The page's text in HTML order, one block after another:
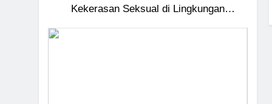
Kekerasan Seksual di Lingkungan